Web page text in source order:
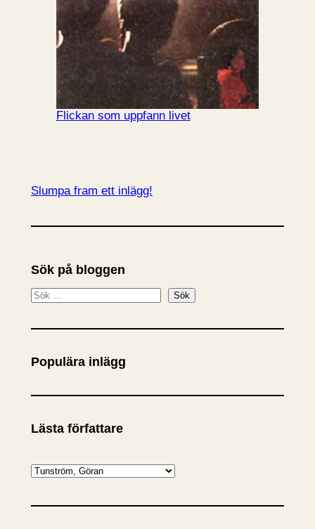
Flickan som uppfann livet
Slumpa fram ett inlägg!
Sök på bloggen
S
k
Sök
Populära inlägg
Lästa författare
K
t